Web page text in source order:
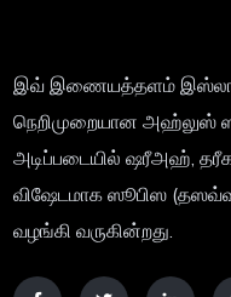
இவ் இணையத்தளம்
நெறிமுறையான
அடிப்படையில் ஷரீஅஹ்,
விஷேடமாக ஸூபிஸ
வழங்கி வருகின்றது.